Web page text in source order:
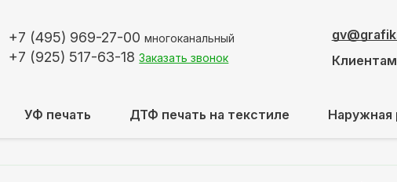
+7 (495) 969-27-00 многоканальный
+7 (925) 517-63-18 Заказать звонок
Клиентам
УФ печать ДТФ печать на текстиле Наружная